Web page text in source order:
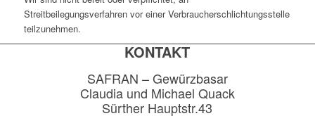
Streitbeilegungsverfahren vor einer Verbraucherschlichtungsstelle
teilzunehmen.
KONTAKT
SAFRAN – Gewürzbasar
Claudia und Michael Quack
Sürther Hauptstr.43